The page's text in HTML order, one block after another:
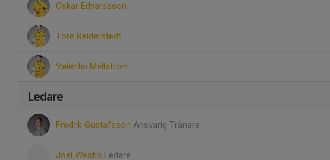
Oskar Edvardsson
Tore Reiderstedt
Valentin Mellström
Ledare
Fredrik Gustafsson Ansvarig Tränare
Joel Westin Ledare